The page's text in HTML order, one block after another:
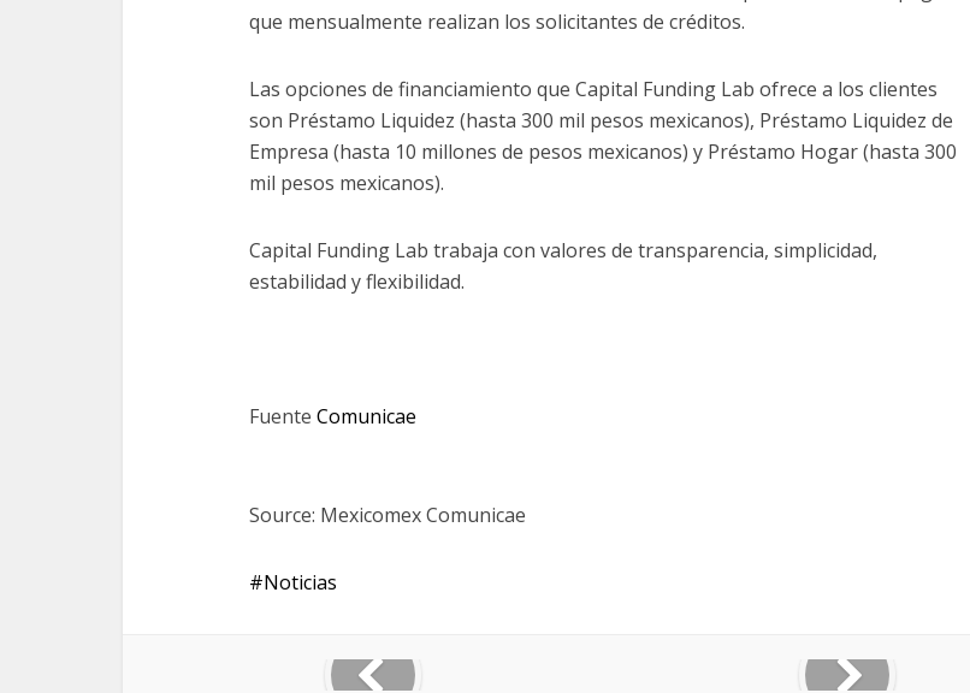
que mensualmente realizan los solicitantes de créditos.
Las opciones de financiamiento que Capital Funding Lab ofrece a los clientes
son Préstamo Liquidez (hasta 300 mil pesos mexicanos), Préstamo Liquidez de
Empresa (hasta 10 millones de pesos mexicanos) y Préstamo Hogar (hasta 300
mil pesos mexicanos).
Capital Funding Lab trabaja con valores de transparencia, simplicidad,
estabilidad y flexibilidad.
Fuente Comunicae
Source: Mexicomex Comunicae
Noticias